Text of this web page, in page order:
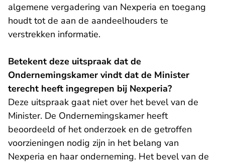
algemene vergadering van Nexperia en toegang
houdt tot de aan de aandeelhouders te
verstrekken informatie.
Betekent deze uitspraak dat de
Ondernemingskamer vindt dat de Minister
terecht heeft ingegrepen bij Nexperia?
Deze uitspraak gaat niet over het bevel van de
Minister. De Ondernemingskamer heeft
beoordeeld of het onderzoek en de getroffen
voorzieningen nodig zijn in het belang van
Nexperia en haar onderneming. Het bevel van de